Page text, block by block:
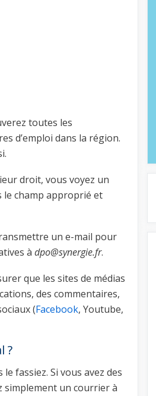
toutes les
d’emploi dans la région.
droit, vous voyez un
le champ approprié et
un e-mail pour
à dpo@synergie.fr.
que les sites de médias
des commentaires,
(Facebook, Youtube,
?
fassiez. Si vous avez des
simplement un courrier à